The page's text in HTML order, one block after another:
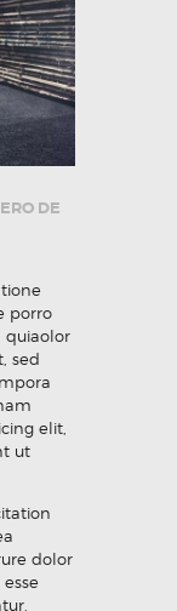
DE
porro
quiaolor
sed
elit,
ut
dolor